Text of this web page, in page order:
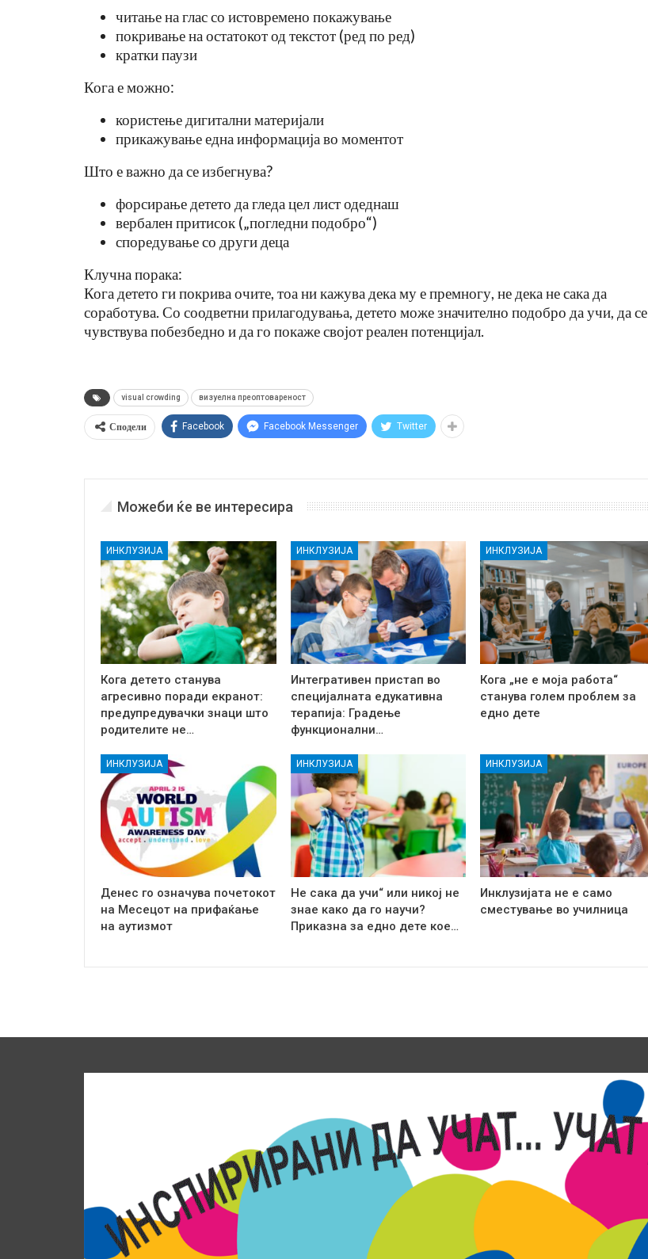
читање на глас со истовремено покажување
покривање на остатокот од текстот (ред по ред)
кратки паузи
Кога е можно:
користење дигитални материјали
прикажување една информација во моментот
Што е важно да се избегнува?
форсирање детето да гледа цел лист одеднаш
вербален притисок („погледни подобро“)
споредување со други деца
Клучна порака:
Кога детето ги покрива очите, тоа ни кажува дека му е премногу, не дека не сака да
соработува. Со соодветни прилагодувања, детето може значително подобро да учи, да се
чувствува побезбедно и да го покаже својот реален потенцијал.
visual crowding визуелна преоптовареност
Сподели Facebook Facebook Messenger Twitter
Можеби ќе ве интересира
ИНКЛУЗИЈА
Кога детето станува
агресивно поради екранот:
предупредувачки знаци што
родителите не…
ИНКЛУЗИЈА
Интегративен пристап во
специјалната едукативна
терапија: Градење
функционални…
ИНКЛУЗИЈА
Кога „не е моја работа“
станува голем проблем за
едно дете
ИНКЛУЗИЈА
Денес го означува почетокот
на Месецот на прифаќање
на аутизмот
ИНКЛУЗИЈА
Не сака да учи“ или никој не
знае како да го научи?
Приказна за едно дете кое…
ИНКЛУЗИЈА
Инклузијата не е само
сместување во училница